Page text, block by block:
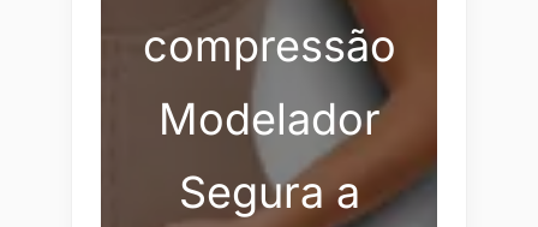
compressão
Modelador
Segura a